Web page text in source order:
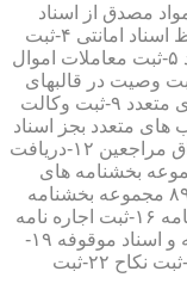
مقررات قانونی ۲-ارائه مواد مصدق از اسناد
ثبت شده ۳-تصدیق صحت امضاء،قبول و حفظ اسناد امانتی ۴-ثبت
معاملات شرطی و رهنی در قالب های متعدد ۵-ثبت معاملات اموال
۶-ثبت معاملات اموال غیر منقول ۷-ثبت وصیت در قالبهای
عهدی و تکمیلی ۸-ثبت اقرارنامه در قالب های متعدد ۹-ثبت وکالت
در قالب های متعدد بجز اسناد
مالی و معاملاتی ۱۱-تصدیق کپی اسناد و اوراق مراجعین ۱۲-دریافت
مستاجرین در قالب بند ۵۲ مجموعه بخشنامه های
ثبتی ۱۳-صدور گواهی عدم انجام معامله بند ۸۹ مجموعه بخشنامه
های ثبتی ۱۴-ثبت رضایت نامه ۱۵-ثبت تعهد نامه ۱۶-ثبت اجاره نامه
۱۷-ثبت معاملات سرقفلی ۱۸-ثبت وقف نامه و اسناد موقوفه ۱۹-
ثبت اسناد ضمانت نامه ۲۰-صدور اجرائیه ۲۱-ثبت نکاح ۲۲-ثبت